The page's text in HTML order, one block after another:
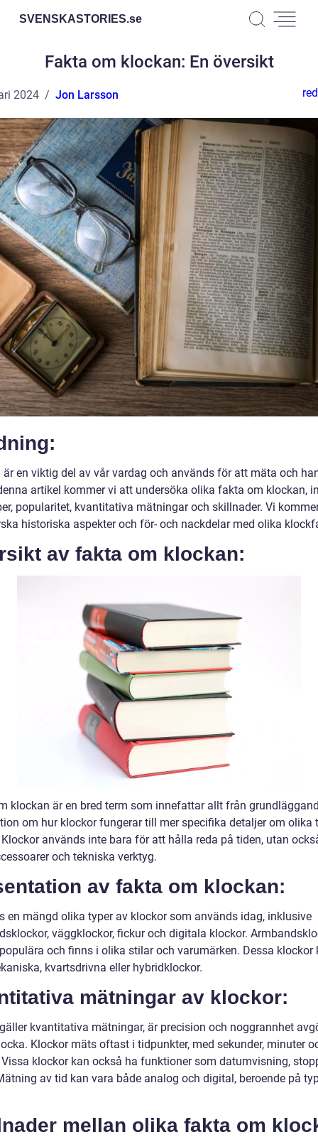
SVENSKASTORIES.se
Fakta om klockan: En översikt
2024 Jon Larsson
är en viktig del av vår vardag och används för att mäta och
artikel kommer vi att undersöka olika fakta om klockan,
popularitet, kvantitativa mätningar och skillnader. Vi
historiska aspekter och för- och nackdelar med olika
av fakta om klockan:
klockan är en bred term som innefattar allt från
om hur klockor fungerar till mer specifika detaljer om olika
används inte bara för att hålla reda på tiden, utan
och tekniska verktyg.
av fakta om klockan:
en mängd olika typer av klockor som används idag, inklusive
väggklockor, fickur och digitala klockor.
och finns i olika stilar och varumärken. Dessa klockor
kvartsdrivna eller hybridklockor.
mätningar av klockor:
kvantitativa mätningar, är precision och noggrannhet
Klockor mäts oftast i tidpunkter, med sekunder, minuter
klockor kan också ha funktioner som datumvisning,
av tid kan vara både analog och digital, beroende på
mellan olika fakta om